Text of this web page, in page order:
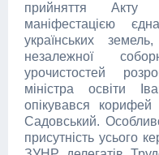
прийняття Акту
маніфестацією
українських
незалежної
урочистостей
міністра освіти
опікувався корифей
Садовський.
присутність усього